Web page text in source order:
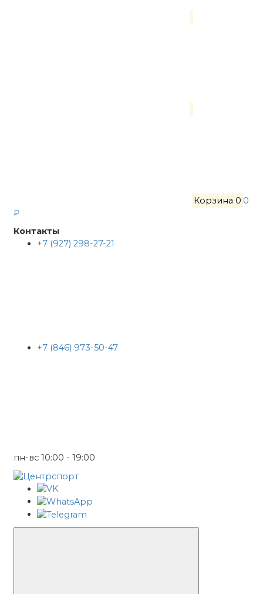
Корзина 0 0
₽
Контакты
+7 (927) 298-27-21
+7 (846) 973-50-47
пн-вс 10:00 - 19:00